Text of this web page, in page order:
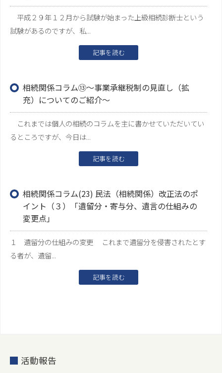
平成２９年１２月から試験が始まった上級相続診断士という
試験があるのですが、私...
記事を読む
相続関係コラム⑬～事業承継税制の見直し（拡
充）についてのご紹介～
これまでは個人の相続のコラムを主に書かせていただいてい
るところですが、今日は...
記事を読む
相続関係コラム(23) 民法（相続関係）改正法のポ
イント（３）「遺留分・寄与分、遺言の仕組みの
変更点」
１ 遺留分の仕組みの変更 これまで遺留分を侵害されたとす
る者が、遺留...
記事を読む
活動報告